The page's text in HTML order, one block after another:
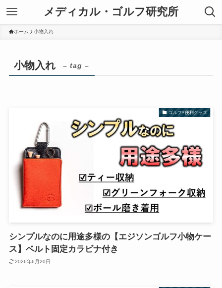
メディカル・ゴルフ研究所
ホーム 小物入れ
小物入れ – tag –
ゴルフ×便利グッズ
シンプルなのに用途多様の【エジソンゴルフ小物ケー
ス】ベルト固定カラビナ付き
2026年6月20日